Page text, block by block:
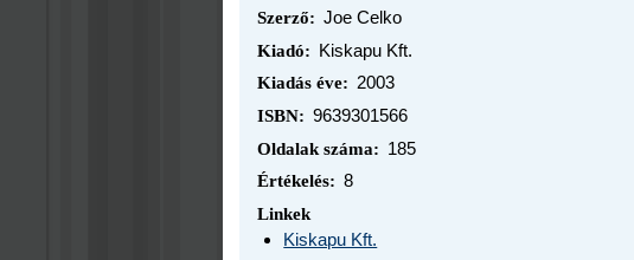
Szerző: Joe Celko
Kiadó: Kiskapu Kft.
Kiadás éve: 2003
ISBN: 9639301566
Oldalak száma: 185
Értékelés: 8
Linkek
Kiskapu Kft.